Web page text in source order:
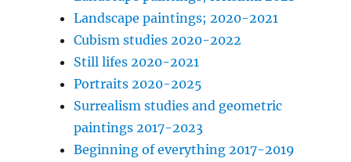
Landscape paintings; 2020-2021
Cubism studies 2020-2022
Still lifes 2020-2021
Portraits 2020-2025
Surrealism studies and geometric
paintings 2017-2023
Beginning of everything 2017-2019